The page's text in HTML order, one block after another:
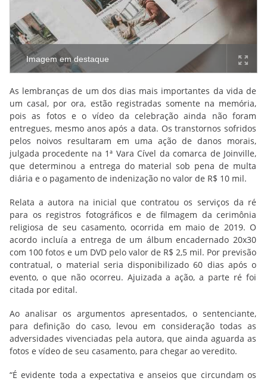
Imagem em destaque
As lembranças de um dos dias mais importantes da vida de
um casal, por ora, estão registradas somente na memória,
pois as fotos e o vídeo da celebração ainda não foram
entregues, mesmo anos após a data. Os transtornos sofridos
pelos noivos resultaram em uma ação de danos morais,
julgada procedente na 1ª Vara Cível da comarca de Joinville,
que determinou a entrega do material sob pena de multa
diária e o pagamento de indenização no valor de R$ 10 mil.
Relata a autora na inicial que contratou os serviços da ré
para os registros fotográficos e de filmagem da cerimônia
religiosa de seu casamento, ocorrida em maio de 2019. O
acordo incluía a entrega de um álbum encadernado 20x30
com 100 fotos e um DVD pelo valor de R$ 2,5 mil. Por previsão
contratual, o material seria disponibilizado 60 dias após o
evento, o que não ocorreu. Ajuizada a ação, a parte ré foi
citada por edital.
Ao analisar os argumentos apresentados, o sentenciante,
para definição do caso, levou em consideração todas as
adversidades vivenciadas pela autora, que ainda aguarda as
fotos e vídeo de seu casamento, para chegar ao veredito.
“É evidente toda a expectativa e anseios que circundam os